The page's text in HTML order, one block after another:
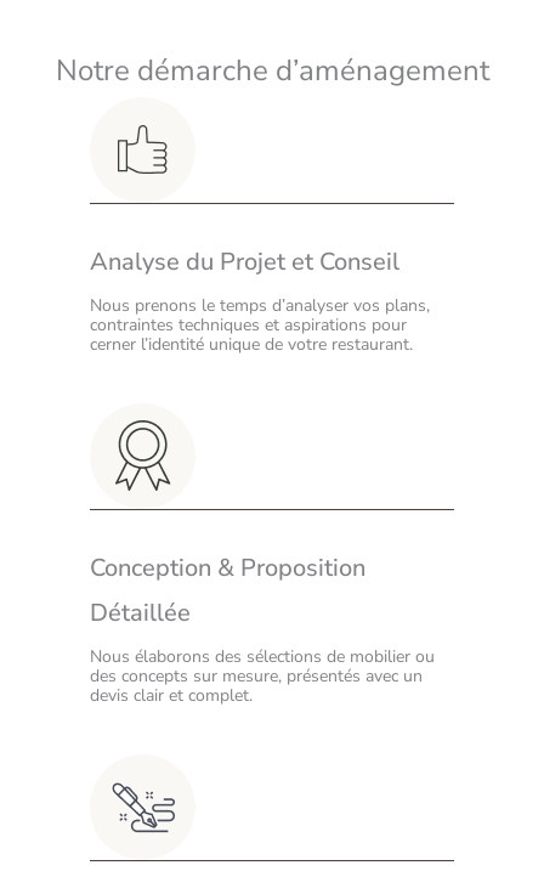
Notre démarche d’aménagement
Analyse du Projet et Conseil
Nous prenons le temps d’analyser vos plans,
contraintes techniques et aspirations pour
cerner l’identité unique de votre restaurant.
Conception & Proposition
Détaillée
Nous élaborons des sélections de mobilier ou
des concepts sur mesure, présentés avec un
devis clair et complet.